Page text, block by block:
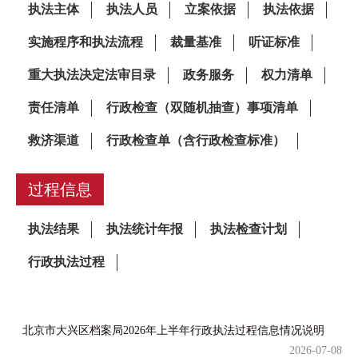
过程信息
北京市大兴区档案局2026年上半年行政执法过程信息情况说明
2026-07-08